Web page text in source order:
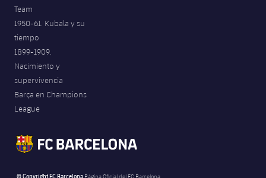
Team
1950-61. Kubala y su
tiempo
1899-1909.
Nacimiento y
supervivencia
Barça en Champions
League
© Copyright FC Barcelona Página Oficial del FC Barcelona